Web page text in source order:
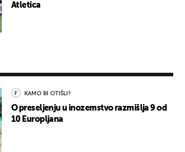
Atletica
KAMO BI OTIŠLI?
O preseljenju u inozemstvo razmišlja 9 od
10 Europljana